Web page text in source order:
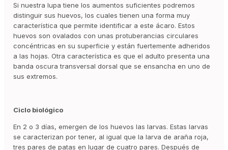
Si nuestra lupa tiene los aumentos suficientes podremos
distinguir sus huevos, los cuales tienen una forma muy
característica que permite identificar a este ácaro. Estos
huevos son ovalados con unas protuberancias circulares
concéntricas en su superficie y están fuertemente adheridos
a las hojas. Otra característica es que el adulto presenta una
banda oscura transversal dorsal que se ensancha en uno de
sus extremos.
Ciclo biológico
En 2 o 3 días, emergen de los huevos las larvas. Estas larvas
se caracterizan por tener, al igual que la larva de araña roja,
tres pares de patas en lugar de cuatro pares. Después de